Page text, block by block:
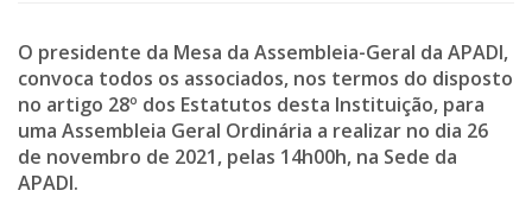
O presidente da Mesa da Assembleia-Geral da APADI,
convoca todos os associados, nos termos do disposto
no artigo 28º dos Estatutos desta Instituição, para
uma Assembleia Geral Ordinária a realizar no dia 26
de novembro de 2021, pelas 14h00h, na Sede da
APADI.